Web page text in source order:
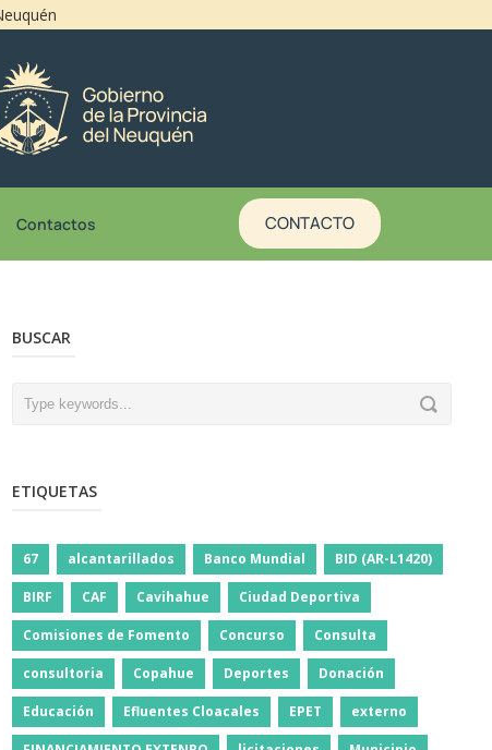
Contactos CONTACTO
BUSCAR
ETIQUETAS
67 alcantarillados Banco Mundial BID (AR-L1420)
BIRF CAF Cavihahue Ciudad Deportiva
Comisiones de Fomento Concurso Consulta
consultoria Copahue Deportes Donación
Educación Efluentes Cloacales EPET externo